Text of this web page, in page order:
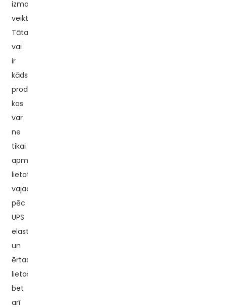
izmaksu
veiktspēju.
Tātad,
vai
ir
kāds
produkts,
kas
var
ne
tikai
apmierināt
lietotāju
vajadzības
pēc
UPS
elastības
un
ērtas
lietošanas,
bet
arī